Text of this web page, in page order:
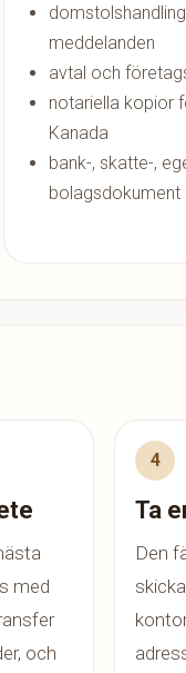
meddelanden
avtal och
notariella kopior
Kanada
bank-, skatte-,
bolagsdokument
med
och
Ta
Den